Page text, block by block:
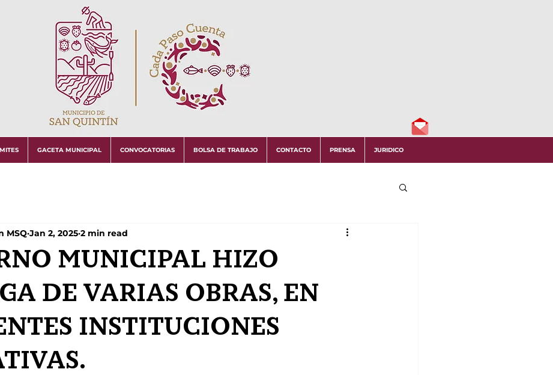
GACETA MUNICIPAL CONVOCATORIAS BOLSA DE TRABAJO CONTACTO PRENSA JURIDICO
MUNICIPAL HIZO
DE VARIAS OBRAS, EN
INSTITUCIONES
MSQ Jan 2, 2025 2 min read